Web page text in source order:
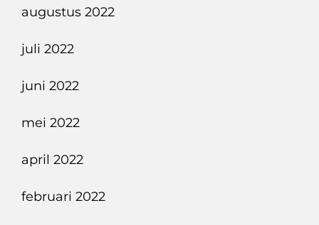
augustus 2022
juli 2022
juni 2022
mei 2022
april 2022
februari 2022